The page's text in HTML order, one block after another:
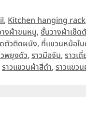
, Kitchen hanging rack
งผ้าขนหนู, ชั้นวางผ้าเช็ด
ตัวติดผนัง, ที่แขวนหม้อใ
พยุงตัว, ราวมือจับ, ราวเ
ราวแขวนผ้าสีดำ, ราวแขว